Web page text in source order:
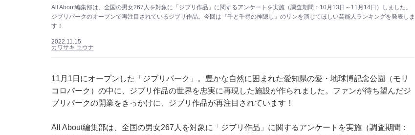
All About編集部は、全国の男女267人を対象に「ジブリ作品」に関するアンケートを実施（調査期間：10月13日～11月14日）しました。
ジブリパークのオープンで再注目されているジブリ作品。今回は『千と千尋の神隠し』のリンを演じてほしい芸能人ランキングを発表しま
す！
2022.11.15
カワサキ ユウナ
11月1日にオープンした「ジブリパーク」。豊かな自然に囲まれた愛知県の愛・地球博記念公園（モリ
コロパーク）の中に、ジブリ作品の世界を忠実に再現した施設が作られました。ファンが待ち望んだジ
ブリパークの開業をきっかけに、ジブリ作品が再注目されています！
All About編集部は、全国の男女267人を対象に「ジブリ作品」に関するアンケートを実施（調査期間：